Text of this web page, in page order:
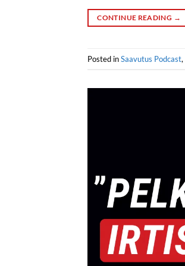
CONTINUE READING →
Posted inSaavutus Podcast,